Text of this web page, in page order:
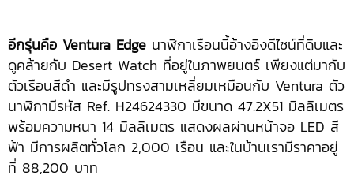
อีกรุ่นคือ Ventura Edge นาฬิกาเรือนนี้อ้างอิงดีไซน์ที่ดิบและ
ดูคล้ายกับ Desert Watch ที่อยู่ในภาพยนตร์ เพียงแต่มากับ
ตัวเรือนสีดำ และมีรูปทรงสามเหลี่ยมเหมือนกับ Ventura ตัว
นาฬิกามีรหัส Ref. H24624330 มีขนาด 47.2X51 มิลลิเมตร
พร้อมความหนา 14 มิลลิเมตร แสดงผลผ่านหน้าจอ LED สี
ฟ้า มีการผลิตทั่วโลก 2,000 เรือน และในบ้านเรามีราคาอยู่
ที่ 88,200 บาท